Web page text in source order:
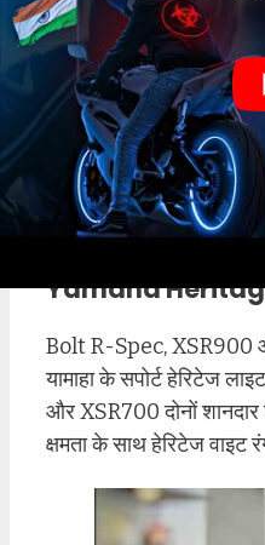
Raven
MT-10 Midnight
MT-10
SP
Liquid
Metal/
MT-03
Midnight
Matte
Black
Yamaha
Bolt R-Spec, XSR900
यामाहा के सपोर्ट हेरिटेज
और XSR700 दोनों शानदार
क्षमता के साथ हेरिटेज वाइट